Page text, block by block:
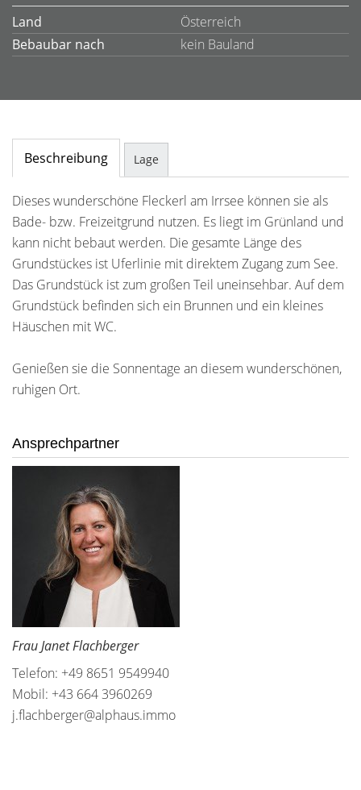
Land
Österreich
Bebaubar nach
kein Bauland
Beschreibung Lage
Dieses wunderschöne Fleckerl am Irrsee können sie als
Bade- bzw. Freizeitgrund nutzen. Es liegt im Grünland und
kann nicht bebaut werden. Die gesamte Länge des
Grundstückes ist Uferlinie mit direktem Zugang zum See.
Das Grundstück ist zum großen Teil uneinsehbar. Auf dem
Grundstück befinden sich ein Brunnen und ein kleines
Häuschen mit WC.
Genießen sie die Sonnentage an diesem wunderschönen,
ruhigen Ort.
Ansprechpartner
Frau Janet Flachberger
Telefon: +49 8651 9549940
Mobil: +43 664 3960269
j.flachberger@alphaus.immo